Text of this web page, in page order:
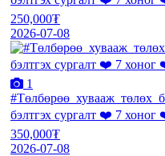
250,000₮
2026-07-08
1
бэлтгэх сургалт ❤️ 7
350,000₮
2026-07-08